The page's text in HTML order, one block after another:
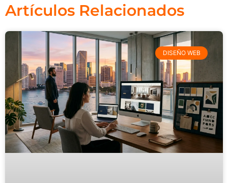
Artículos Relacionados
DISEÑO WEB